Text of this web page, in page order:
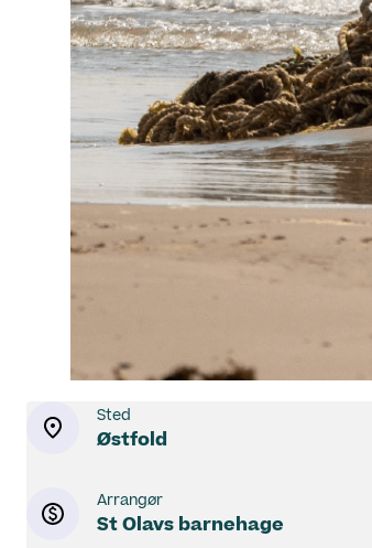
Sted
Østfold
Arrangør
St Olavs barnehage